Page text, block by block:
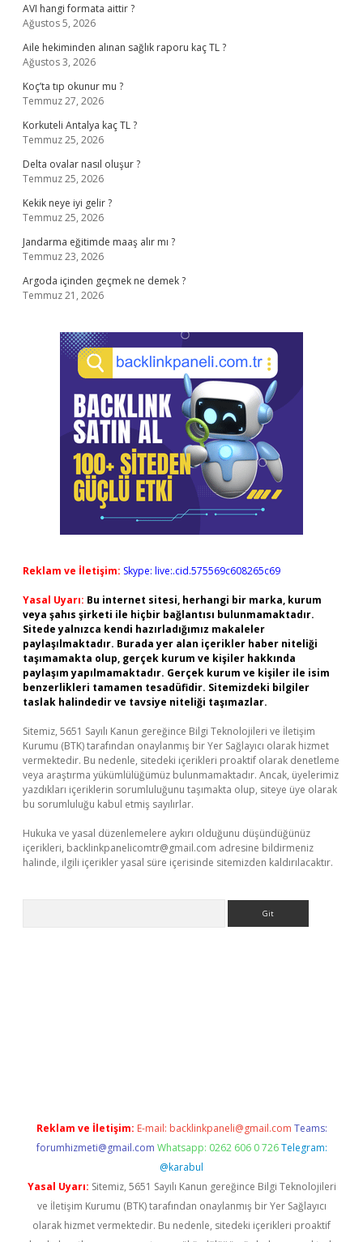
AVI hangi formata aittir ?
Ağustos 5, 2026
Aile hekiminden alınan sağlık raporu kaç TL ?
Ağustos 3, 2026
Koç’ta tıp okunur mu ?
Temmuz 27, 2026
Korkuteli Antalya kaç TL ?
Temmuz 25, 2026
Delta ovalar nasıl oluşur ?
Temmuz 25, 2026
Kekik neye iyi gelir ?
Temmuz 25, 2026
Jandarma eğitimde maaş alır mı ?
Temmuz 23, 2026
Argoda içinden geçmek ne demek ?
Temmuz 21, 2026
Reklam ve İletişim: Skype: live:.cid.575569c608265c69
Yasal Uyarı: Bu internet sitesi, herhangi bir marka, kurum
veya şahıs şirketi ile hiçbir bağlantısı bulunmamaktadır.
Sitede yalnızca kendi hazırladığımız makaleler
paylaşılmaktadır. Burada yer alan içerikler haber niteliği
taşımamakta olup, gerçek kurum ve kişiler hakkında
paylaşım yapılmamaktadır. Gerçek kurum ve kişiler ile isim
benzerlikleri tamamen tesadüfidir. Sitemizdeki bilgiler
taslak halindedir ve tavsiye niteliği taşımazlar.
Sitemiz, 5651 Sayılı Kanun gereğince Bilgi Teknolojileri ve İletişim
Kurumu (BTK) tarafından onaylanmış bir Yer Sağlayıcı olarak hizmet
vermektedir. Bu nedenle, sitedeki içerikleri proaktif olarak denetleme
veya araştırma yükümlülüğümüz bulunmamaktadır. Ancak, üyelerimiz
yazdıkları içeriklerin sorumluluğunu taşımakta olup, siteye üye olarak
bu sorumluluğu kabul etmiş sayılırlar.
Hukuka ve yasal düzenlemelere aykırı olduğunu düşündüğünüz
içerikleri, backlinkpanelicomtr@gmail.com adresine bildirmeniz
halinde, ilgili içerikler yasal süre içerisinde sitemizden kaldırılacaktır.
Reklam ve İletişim: E-mail: backlinkpaneli@gmail.com Teams:
forumhizmeti@gmail.com Whatsapp: 0262 606 0 726 Telegram:
@karabul
Yasal Uyarı: Sitemiz, 5651 Sayılı Kanun gereğince Bilgi Teknolojileri
ve İletişim Kurumu (BTK) tarafından onaylanmış bir Yer Sağlayıcı
olarak hizmet vermektedir. Bu nedenle, sitedeki içerikleri proaktif